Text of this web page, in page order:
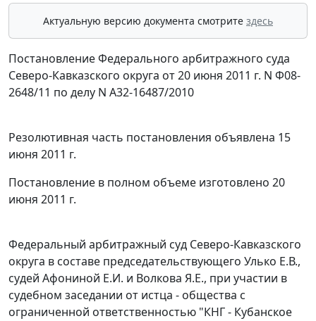
Актуальную версию документа смотрите здесь
Постановление Федерального арбитражного суда
Северо-Кавказского округа от 20 июня 2011 г. N Ф08-
2648/11 по делу N А32-16487/2010
Резолютивная часть постановления объявлена 15
июня 2011 г.
Постановление в полном объеме изготовлено 20
июня 2011 г.
Федеральный арбитражный суд Северо-Кавказского
округа в составе председательствующего Улько Е.В.,
судей Афониной Е.И. и Волкова Я.Е., при участии в
судебном заседании от истца - общества с
ограниченной ответственностью "КНГ - Кубанское